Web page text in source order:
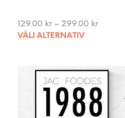
129.00 kr – 299.00 kr
VÄLJ ALTERNATIV